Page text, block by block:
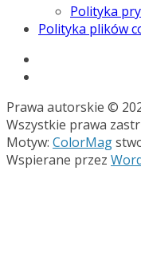
Polityka
Polityka plików
Prawa autorskie ©
Wszystkie prawa
Motyw: ColorMag
Wspierane przez